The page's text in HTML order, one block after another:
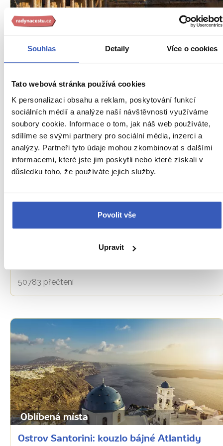
Souhlas Detaily Více o cookies
Tato webová stránka používá cookies
K personalizaci obsahu a reklam, poskytování funkcí
sociálních médií a analýze naší návštěvnosti využíváme
soubory cookie. Informace o tom, jak náš web používáte,
sdílíme se svými partnery pro sociální média, inzerci a
analýzy. Partneři tyto údaje mohou zkombinovat s dalšími
informacemi, které jste jim poskytli nebo které získali v
důsledku toho, že používáte jejich služby.
Povolit vše
Upravit
Oblíbená místa
Antický klenot Turecka: impozantní Efez a
Palác Knóssos: tajemný příběh o domově
50783 přečtení
Oblíbená místa
Ostrov Santorini: kouzlo bájné Atlantidy